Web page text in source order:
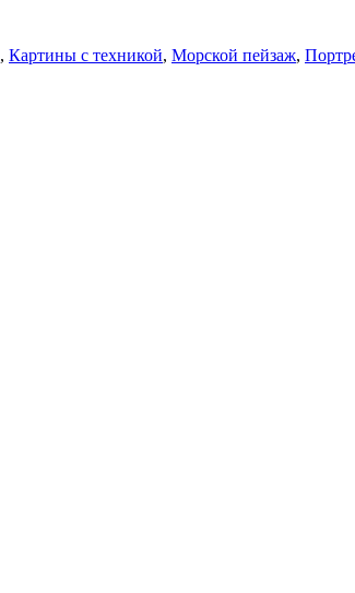
, Картины с техникой, Морской пейзаж,